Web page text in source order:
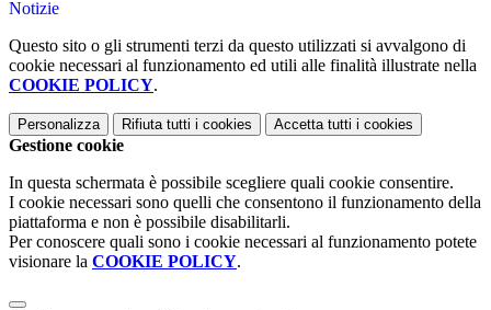
Notizie
Questo sito o gli strumenti terzi da questo utilizzati si avvalgono di
cookie necessari al funzionamento ed utili alle finalità illustrate nella
COOKIE POLICY.
Personalizza Rifiuta tutti i cookies Accetta tutti i cookies
Gestione cookie
In questa schermata è possibile scegliere quali cookie consentire.
I cookie necessari sono quelli che consentono il funzionamento della
piattaforma e non è possibile disabilitarli.
Per conoscere quali sono i cookie necessari al funzionamento potete
visionare la COOKIE POLICY.